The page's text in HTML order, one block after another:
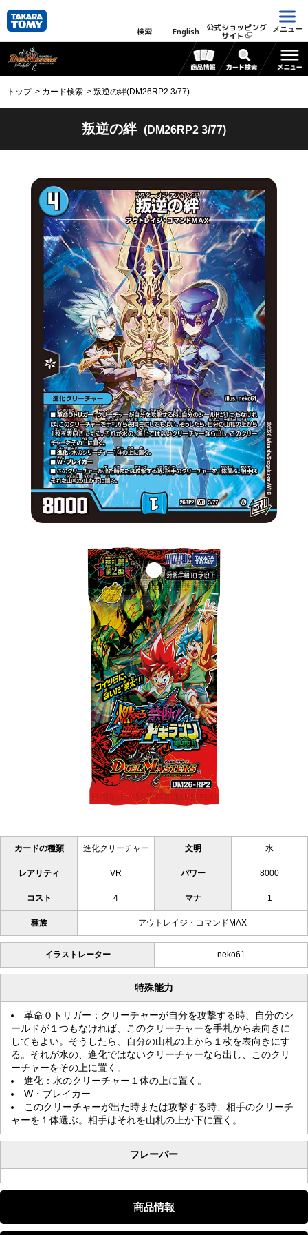
検索 English 公式ショッピング
サイト
メニュー
トップ カード検索 叛逆の絆(DM26RP2 3/77)
叛逆の絆 (DM26RP2 3/77)
カードの種類 進化クリーチャー 文明 水
レアリティ VR パワー 8000
コスト 4 マナ 1
種族 アウトレイジ・コマンドMAX
イラストレーター neko61
特殊能力
革命０トリガー：クリーチャーが自分を攻撃する時、自分のシ
ールドが１つもなければ、このクリーチャーを手札から表向きに
してもよい。そうしたら、自分の山札の上から１枚を表向きにす
る。それが水の、進化ではないクリーチャーなら出し、このクリ
ーチャーをその上に置く。
進化：水のクリーチャー１体の上に置く。
W・ブレイカー
このクリーチャーが出た時または攻撃する時、相手のクリーチ
ャーを１体選ぶ。相手はそれを山札の上か下に置く。
フレーバー
商品情報